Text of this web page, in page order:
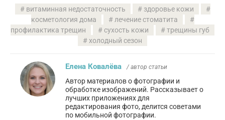
витаминная недостаточность
здоровье кожи
косметология дома
лечение стоматита
профилактика трещин
сухость кожи
трещины губ
холодный сезон
Елена Ковалёва / автор статьи
Автор материалов о фотографии и
обработке изображений. Рассказывает о
лучших приложениях для
редактирования фото, делится советами
по мобильной фотографии.